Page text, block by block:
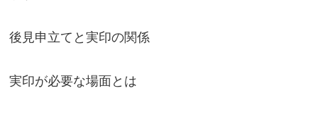
後見申立てと実印の関係
実印が必要な場面とは